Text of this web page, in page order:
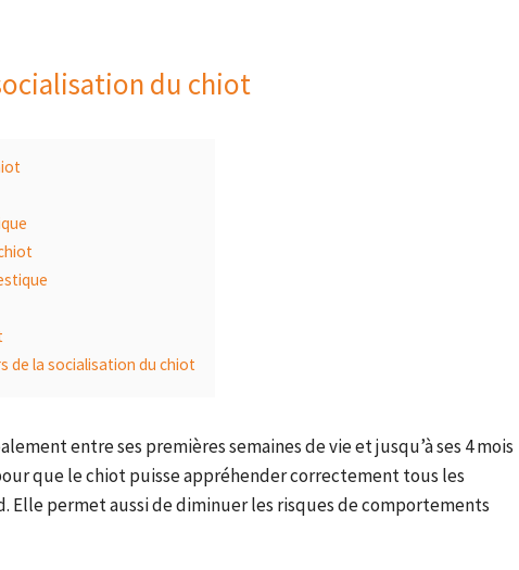
du chiot
de la socialisation du chiot
entre ses premières semaines de vie et jusqu’à ses 4 mois
que le chiot puisse appréhender correctement tous les
permet aussi de diminuer les risques de comportements